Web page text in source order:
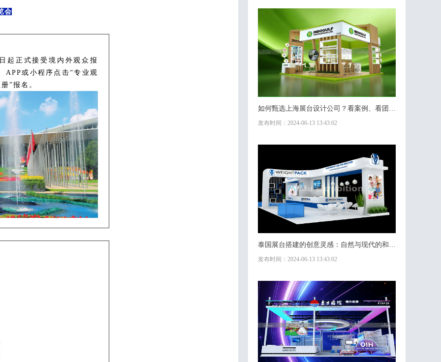
会
起正式接受境内外观众报
APP或小程序点击“专业观
”报名。
如何甄选上海展台设计公司？看案例、看团队、看服务流程
发布时间：2024-06-13 13:43:02
泰国展台搭建的创意灵感：自然与现代的和谐共生
发布时间：2024-06-13 13:43:02